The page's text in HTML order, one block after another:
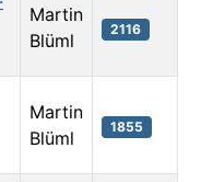
Martin
Blüml
2116
Martin
Blüml
1855